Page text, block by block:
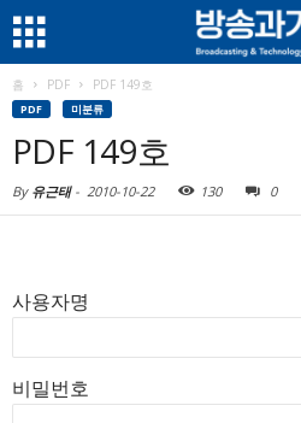
홈 PDF PDF 149호
PDF 미분류
PDF 149호
By 유근태- 2010-10-22 130 0
사용자명
비밀번호